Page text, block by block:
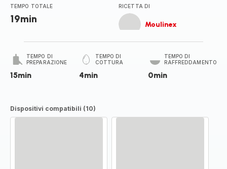
TEMPO TOTALE
19min
RICETTA DI
Moulinex
TEMPO DI
PREPARAZIONE
15min
TEMPO DI
COTTURA
4min
TEMPO DI
RAFFREDDAMENTO
0min
Dispositivi compatibili (10)